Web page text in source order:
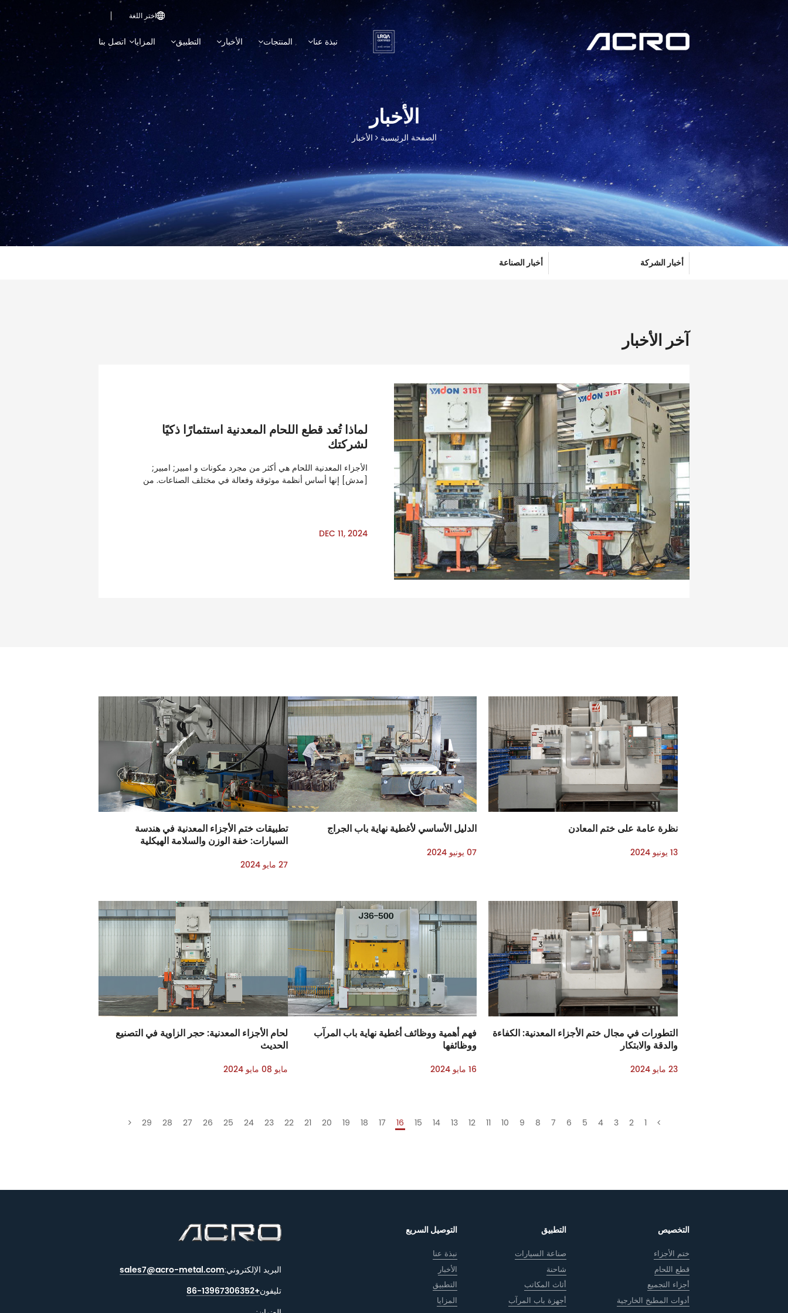
اختر اللغة
نبذة عنا المنتجات الأخبار التطبيق المزايا اتصل بنا
الأخبار
الصفحة الرئيسية الأخبار
أخبار الشركة أخبار الصناعة
آخر الأخبار
لماذا تُعد قطع اللحام المعدنية استثمارًا ذكيًا
لشركتك
الأجزاء المعدنية اللحام هي أكثر من مجرد مكونات و امبير; امبير;
[مدش] إنها أساس أنظمة موثوقة وفعالة في مختلف الصناعات. من
DEC 11, 2024
نظرة عامة على ختم المعادن
13 يونيو 2024
الدليل الأساسي لأغطية نهاية باب الجراج
07 يونيو 2024
تطبيقات ختم الأجزاء المعدنية في هندسة
السيارات: خفة الوزن والسلامة الهيكلية
27 مايو 2024
التطورات في مجال ختم الأجزاء المعدنية: الكفاءة
والدقة والابتكار
23 مايو 2024
فهم أهمية ووظائف أغطية نهاية باب المرآب
ووظائفها
16 مايو 2024
لحام الأجزاء المعدنية: حجر الزاوية في التصنيع
الحديث
مايو 08 مايو 2024
1
2
3
4
5
6
7
8
9
10
11
12
13
14
15
16
17
18
19
20
21
22
23
24
25
26
27
28
29
التخصيص
ختم الأجزاء
قطع اللحام
أجزاء التجميع
أدوات المطبخ الخارجية
التطبيق
صناعة السيارات
شاحنة
أثاث المكاتب
أجهزة باب المرآب
التوصيل السريع
نبذة عنا
الأخبار
التطبيق
المزايا
البريد الإلكتروني:sales7@acro-metal.com
تليفون+86-13967306352